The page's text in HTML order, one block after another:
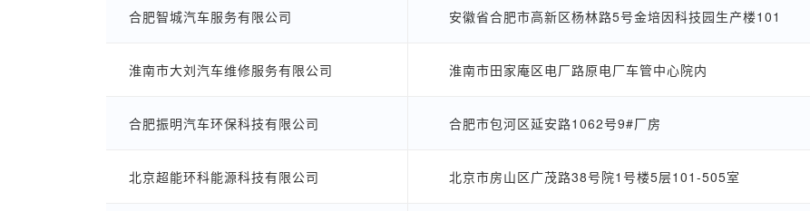
合肥智城汽车服务有限公司 安徽省合肥市高新区杨林路5号金培因科技园生产楼101
淮南市大刘汽车维修服务有限公司 淮南市田家庵区电厂路原电厂车管中心院内
合肥振明汽车环保科技有限公司 合肥市包河区延安路1062号9#厂房
北京超能环科能源科技有限公司 北京市房山区广茂路38号院1号楼5层101-505室